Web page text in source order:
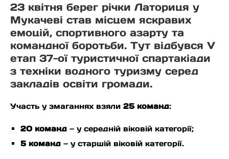
23 квітня берег річки Латориця у
Мукачеві став місцем яскравих
емоцій, спортивного азарту та
командної боротьби. Тут відбувся V
етап 37-ої туристичної спартакіади
з техніки водного туризму серед
закладів освіти громади.
Участь у змаганнях взяли 25 команд:
20 команд — у середній віковій категорії;
5 команд — у старшій віковій категорії.